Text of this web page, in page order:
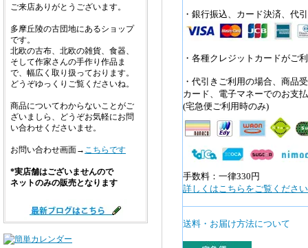
ご来店ありがとうございます。
多摩丘陵の古団地にあるショップ
です。
北欧の古布、北欧の雑貨、食器、
そして作家さんの手作り作品ま
で、幅広く取り扱っております。
どうぞゆっくりご覧くださいね。
商品についてわからないことがご
ざいましら、どうぞお気軽にお問
い合わせくださいませ。
お問い合わせ画面→ こちらです
*実店舗はございませんので
ネットのみの販売となります
・銀行振込、カード決済、代
・各種クレジットカードがご
・代引きご利用の場合、商品
カード、電子マネーでのお支
(宅急便ご利用時のみ)
手数料：一律330円
詳しくはこちらをご覧くださ
送料・お届け方法について